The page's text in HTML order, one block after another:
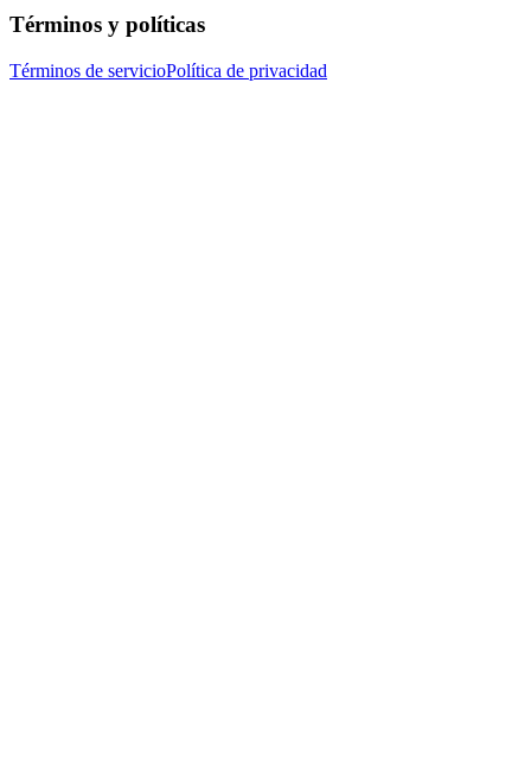
Términos y políticas
Términos de servicioPolítica de privacidad